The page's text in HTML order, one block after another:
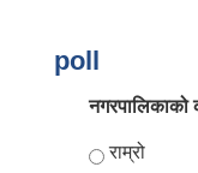
poll
नगरपालिकाको
Choices
राम्रो